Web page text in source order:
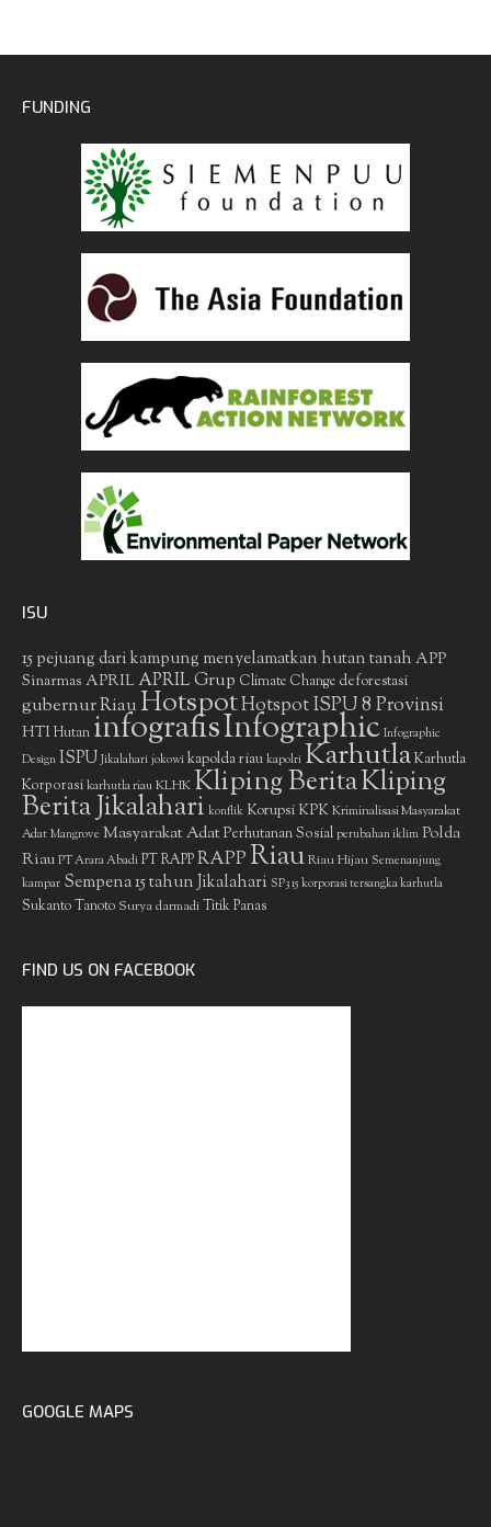
FUNDING
ISU
15 pejuang dari kampung menyelamatkan hutan tanah APP
Sinarmas APRIL APRIL Grup Climate Change deforestasi
gubernur RiauHotspotHotspot ISPU 8 Provinsi
HTIHutan infografisInfographic Infographic
Design ISPU Jikalahari jokowi kapolda riau kapolri KarhutlaKarhutla
Korporasikarhutla riauKLHKKliping BeritaKliping
Berita Jikalahari konflik Korupsi KPKKriminalisasi Masyarakat
Adat Mangrove Masyarakat AdatPerhutanan Sosial perubahan iklim Polda
Riau PT Arara Abadi PT RAPPRAPPRiauRiau Hijau Semenanjung
kampar Sempena 15 tahun Jikalahari SP3 15 korporasi tersangka karhutla
Sukanto Tanoto Surya darmadiTitik Panas
FIND US ON FACEBOOK
GOOGLE MAPS